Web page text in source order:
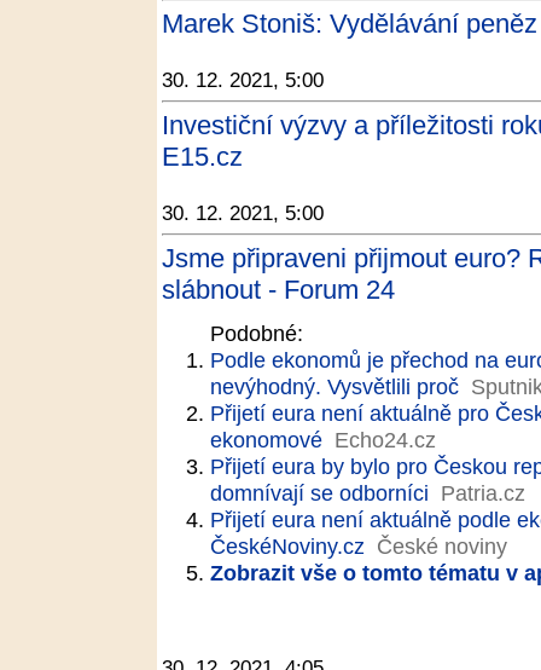
Marek Stoniš: Vydělávání
30. 12. 2021, 5:00
Investiční výzvy a příležitosti
E15.cz
30. 12. 2021, 5:00
Jsme připraveni přijmout euro?
slábnout - Forum 24
Podobné:
Podle ekonomů je přechod na
nevýhodný. Vysvětlili proč
Přijetí eura není aktuálně pro
ekonomové Echo24.cz
Přijetí eura by bylo pro Českou
domnívají se odborníci Patria.cz
Přijetí eura není aktuálně podle
ČeskéNoviny.cz České noviny
Zobrazit vše o tomto tématu v